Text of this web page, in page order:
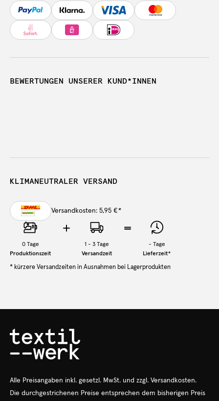
BEWERTUNGEN UNSERER KUND*INNEN
KLIMANEUTRALER VERSAND
Versandkosten: 5,95 €*
0Tage
Produktionszeit
1 - 3 Tage
Versandzeit
- Tage
Lieferzeit*
* kürzere Versandzeiten in Ausnahmen bei Lagerprodukten
Alle Preisangaben inkl. gesetzl. MwSt. und zzgl. Versandkosten.
Die durchgestrichenen Preise entsprechen dem bisherigen Preis